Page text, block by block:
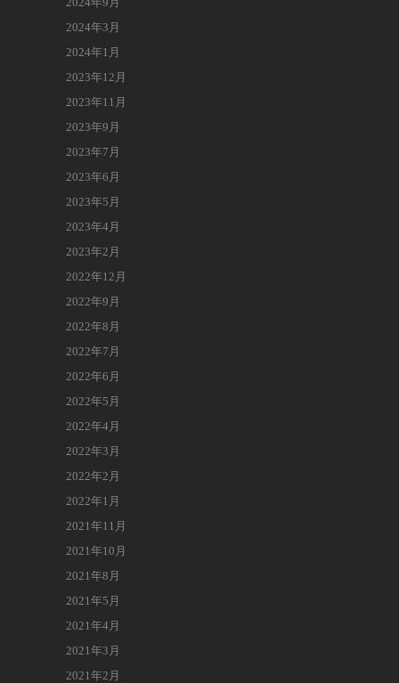
2024年3月
2024年1月
2023年12月
2023年11月
2023年9月
2023年7月
2023年6月
2023年5月
2023年4月
2023年2月
2022年12月
2022年9月
2022年8月
2022年7月
2022年6月
2022年5月
2022年4月
2022年3月
2022年2月
2022年1月
2021年11月
2021年10月
2021年8月
2021年5月
2021年4月
2021年3月
2021年2月